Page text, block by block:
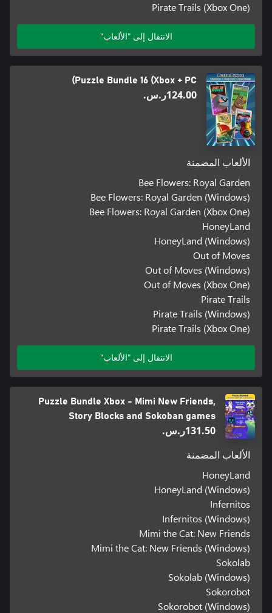
Pirate Trails (Xbox One)
الانتقال إلى "الألعاب"
Puzzle Bundle 16 (Xbox + PC)
‪ر.س.‏‎124.00‬
الألعاب المضمنة
Bee Flowers: Royal Garden
Bee Flowers: Royal Garden (Windows)
Bee Flowers: Royal Garden (Xbox One)
HoneyLand
HoneyLand (Windows)
Out of Moves
Out of Moves (Windows)
Out of Moves (Xbox One)
Pirate Trails
Pirate Trails (Windows)
Pirate Trails (Xbox One)
الانتقال إلى "الألعاب"
Puzzle Bundle Xbox - Mimi New Friends,
Story Blocks and Sokoban games
‪ر.س.‏‎131.50‬
الألعاب المضمنة
HoneyLand
HoneyLand (Windows)
Infernitos
Infernitos (Windows)
Mimi the Cat: New Friends
Mimi the Cat: New Friends (Windows)
Sokolab
Sokolab (Windows)
Sokorobot
Sokorobot (Windows)